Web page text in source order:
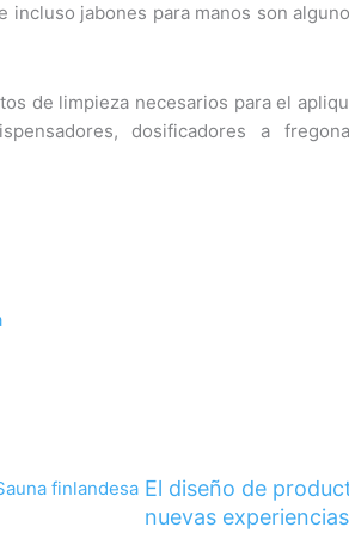
jabones para manos son
de limpieza necesarios para el
dosificadores a
El diseño de
nuevas